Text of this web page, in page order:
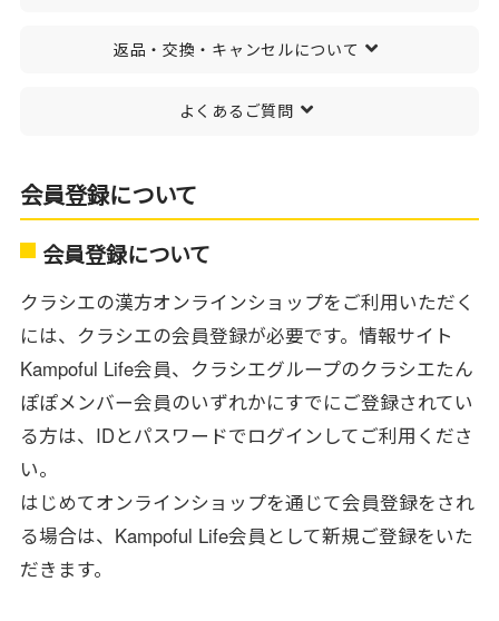
返品・交換・キャンセルについて
よくあるご質問
会員登録について
会員登録について
クラシエの漢方オンラインショップをご利用いただく
には、クラシエの会員登録が必要です。情報サイト
Kampoful Life会員、クラシエグループのクラシエたん
ぽぽメンバー会員のいずれかにすでにご登録されてい
る方は、IDとパスワードでログインしてご利用くださ
い。
はじめてオンラインショップを通じて会員登録をされ
る場合は、Kampoful Life会員として新規ご登録をいた
だきます。